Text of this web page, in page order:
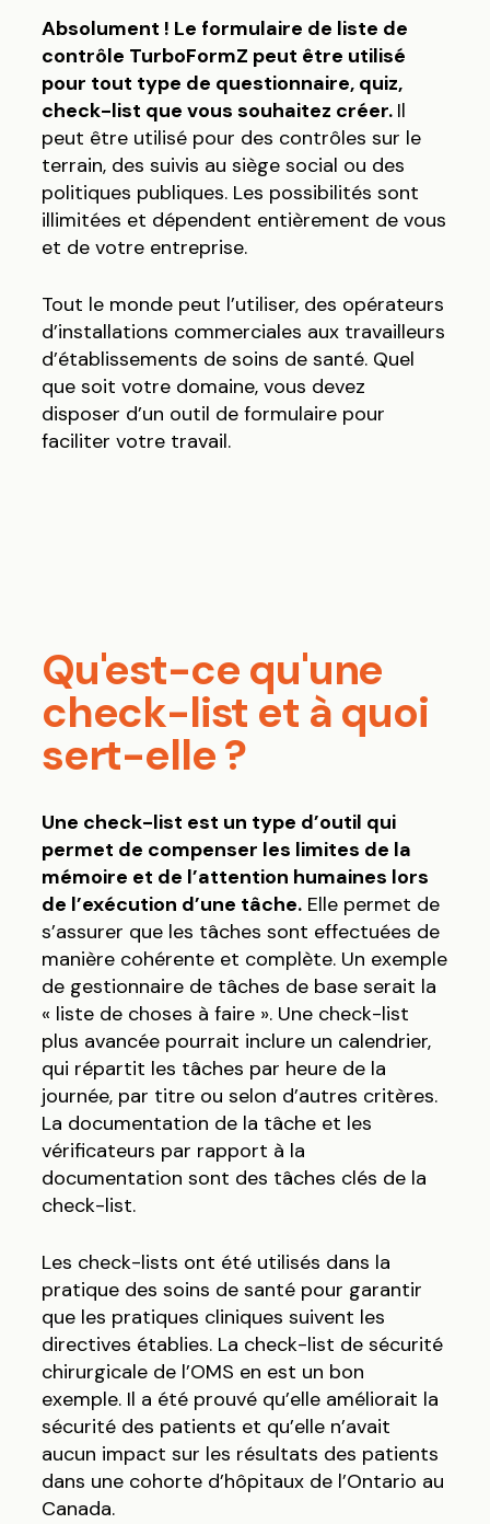
Absolument ! Le formulaire de liste de
contrôle TurboFormZ peut être utilisé
pour tout type de questionnaire, quiz,
check-list que vous souhaitez créer. Il
peut être utilisé pour des contrôles sur le
terrain, des suivis au siège social ou des
politiques publiques. Les possibilités sont
illimitées et dépendent entièrement de vous
et de votre entreprise.
Tout le monde peut l’utiliser, des opérateurs
d’installations commerciales aux travailleurs
d’établissements de soins de santé. Quel
que soit votre domaine, vous devez
disposer d’un outil de formulaire pour
faciliter votre travail.
Qu'est-ce qu'une
check-list et à quoi
sert-elle ?
Une check-list est un type d’outil qui
permet de compenser les limites de la
mémoire et de l’attention humaines lors
de l’exécution d’une tâche.Elle permet de
s’assurer que les tâches sont effectuées de
manière cohérente et complète. Un exemple
de gestionnaire de tâches de base serait la
« liste de choses à faire ». Une check-list
plus avancée pourrait inclure un calendrier,
qui répartit les tâches par heure de la
journée, par titre ou selon d’autres critères.
La documentation de la tâche et les
vérificateurs par rapport à la
documentation sont des tâches clés de la
check-list.
Les check-lists ont été utilisés dans la
pratique des soins de santé pour garantir
que les pratiques cliniques suivent les
directives établies. La check-list de sécurité
chirurgicale de l’OMS en est un bon
exemple. Il a été prouvé qu’elle améliorait la
sécurité des patients et qu’elle n’avait
aucun impact sur les résultats des patients
dans une cohorte d’hôpitaux de l’Ontario au
Canada.